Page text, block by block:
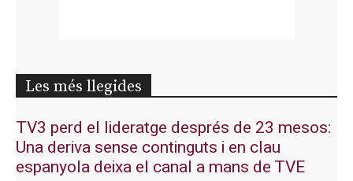
Les més llegides
TV3 perd el lideratge després de 23 mesos:
Una deriva sense continguts i en clau
espanyola deixa el canal a mans de TVE